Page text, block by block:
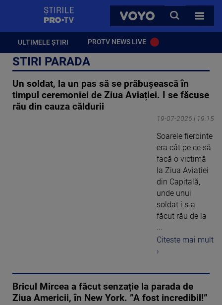
VOYO
CAUTA
TOATE
ULTIMELE ȘTIRI PROTV NEWS LIVE
STIRI PARADA
Un soldat, la un pas să se prăbușească în
timpul ceremoniei de Ziua Aviației. I se făcuse
rău din cauza căldurii
19-07-2026 | 19:15
Soarele fierbinte
era cât pe ce să
facă o victimă
la Ziua Aviației
din Capitală,
unde unui
soldat i s-a
făcut rău de la
...
Citeste mai mult
›
Bricul Mircea a făcut senzație la parada de
Ziua Americii, în New York. ”A fost incredibil!”